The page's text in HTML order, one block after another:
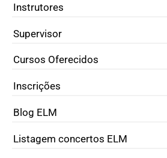
Instrutores
Supervisor
Cursos Oferecidos
Inscrições
Blog ELM
Listagem concertos ELM